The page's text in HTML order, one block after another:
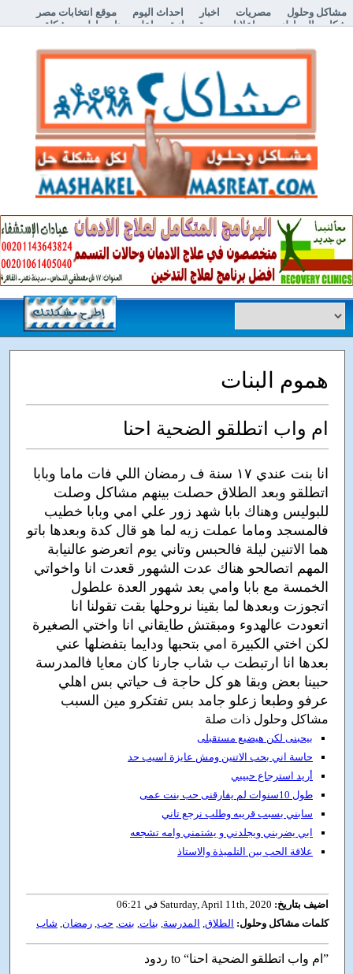
مشاكل وحلول مصريات اخبار احداث اليوم
موقع انتخابات مصر
شكاوي المواطنين
اعلانات مبوبة مجانية اعلن معنا إطرح مشكلة
هموم البنات
ام واب اتطلقو الضحية احنا
انا بنت عندي ١٧ سنة ف رمضان اللي فات ماما وبابا
اتطلقو وبعد الطلاق حصلت بينهم مشاكل وصلت
للبوليس وهناك بابا شهد زور علي امي وبابا خطيب
فالمسجد وماما عملت زيه لما هو قال كدة وبعدها باتو
هما الاتنين ليلة فالحبس وتاني يوم اتعرضو عالنيابة
المهم اتصالحو هناك عدت الشهور قعدت انا واخواتي
الخمسة مع بابا وامي بعد شهور العدة علطول
اتجوزت وبعدها لما بقينا نروحلها بقت تقولنا انا
اتعودت عالهدوء ومبقتش طايقاني انا واختي الصغيرة
لكن اختي الكبيرة امي بتحبها ودايما بتفضلها عني
بعدها انا ارتبطت ب شاب جارنا كان معايا فالمدرسة
حبينا بعض وبقا هو كل حاجة ف حياتي بس اهلي
عرفو وطبعا زعلو جامد بس تفتكرو مين السبب
مشاكل وحلول ذات صلة
بيحبنى لكن هيضيع مستقبلى
حاسة اني بحب الاتنين ومش عايزة اسيب حد
أريد استرجاع حبيبي
طول 10سنوات لم يفارقنى حب بنت عمى
سابني بسبب قريبه وطلب نرجع تاني
ابي يضربني ويجلدني و يشتمني وامه تشجعه
علاقة الحب بين التلميذة والاستاذ
اضيف بتاريخ:
كلمات مشاكل وحلول: الطلاق, المدرسة, بنات, بنت, حب, رمضان, شاب
ردود to “ام واب اتطلقو الضحية احنا”